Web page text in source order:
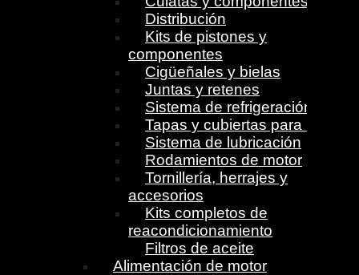
Distribución
Kits de pistones y
componentes
Cigüeñales y bielas
Juntas y retenes
Sistema de refrigeración
Tapas y cubiertas para motor
Sistema de lubricación
Rodamientos de motor
Tornillería, herrajes y
accesorios
Kits completos de
reacondicionamiento
Filtros de aceite
Alimentación de motor